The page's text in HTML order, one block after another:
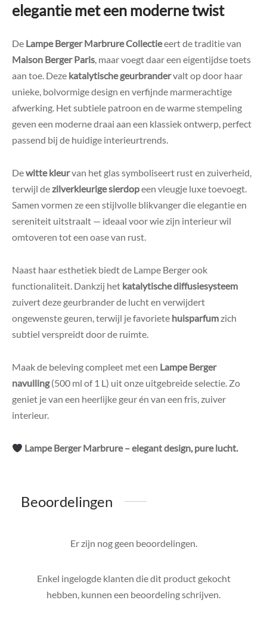
elegantie met een moderne twist
De Lampe Berger Marbrure Collectieeert de traditie van
Maison Berger Paris, maar voegt daar een eigentijdse toets
aan toe. Deze katalytische geurbrandervalt op door haar
unieke, bolvormige design en verfijnde marmerachtige
afwerking. Het subtiele patroon en de warme stempeling
geven een moderne draai aan een klassiek ontwerp, perfect
passend bij de huidige interieurtrends.
Dewitte kleurvan het glas symboliseert rust en zuiverheid,
terwijl dezilverkleurige sierdopeen vleugje luxe toevoegt.
Samen vormen ze een stijlvolle blikvanger die elegantie en
sereniteit uitstraalt — ideaal voor wie zijn interieur wil
omtoveren tot een oase van rust.
Naast haar esthetiek biedt de Lampe Berger ook
functionaliteit. Dankzij het katalytische diffusiesysteem
zuivert deze geurbrander de lucht en verwijdert
ongewenste geuren, terwijl je favoriete huisparfumzich
subtiel verspreidt door de ruimte.
Maak de beleving compleet met een Lampe Berger
navulling(500 ml of 1 L) uit onze uitgebreide selectie. Zo
geniet je van een heerlijke geur én van een fris, zuiver
interieur.
Lampe Berger Marbrure – elegant design, pure lucht.
Beoordelingen
Er zijn nog geen beoordelingen.
Enkel ingelogde klanten die dit product gekocht
hebben, kunnen een beoordeling schrijven.